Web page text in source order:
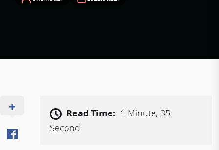
Read Time: 1 Minute, 35
Second